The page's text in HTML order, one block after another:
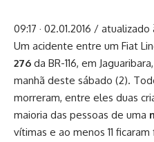
09:17 · 02.01.2016 / atualizado
Um acidente entre um Fiat
276 da BR-116, em
manhã deste sábado (2).
morreram, entre eles duas
maioria das pessoas de uma
vítimas e ao menos 11